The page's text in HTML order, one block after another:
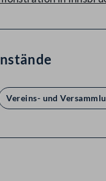
Vereins- und